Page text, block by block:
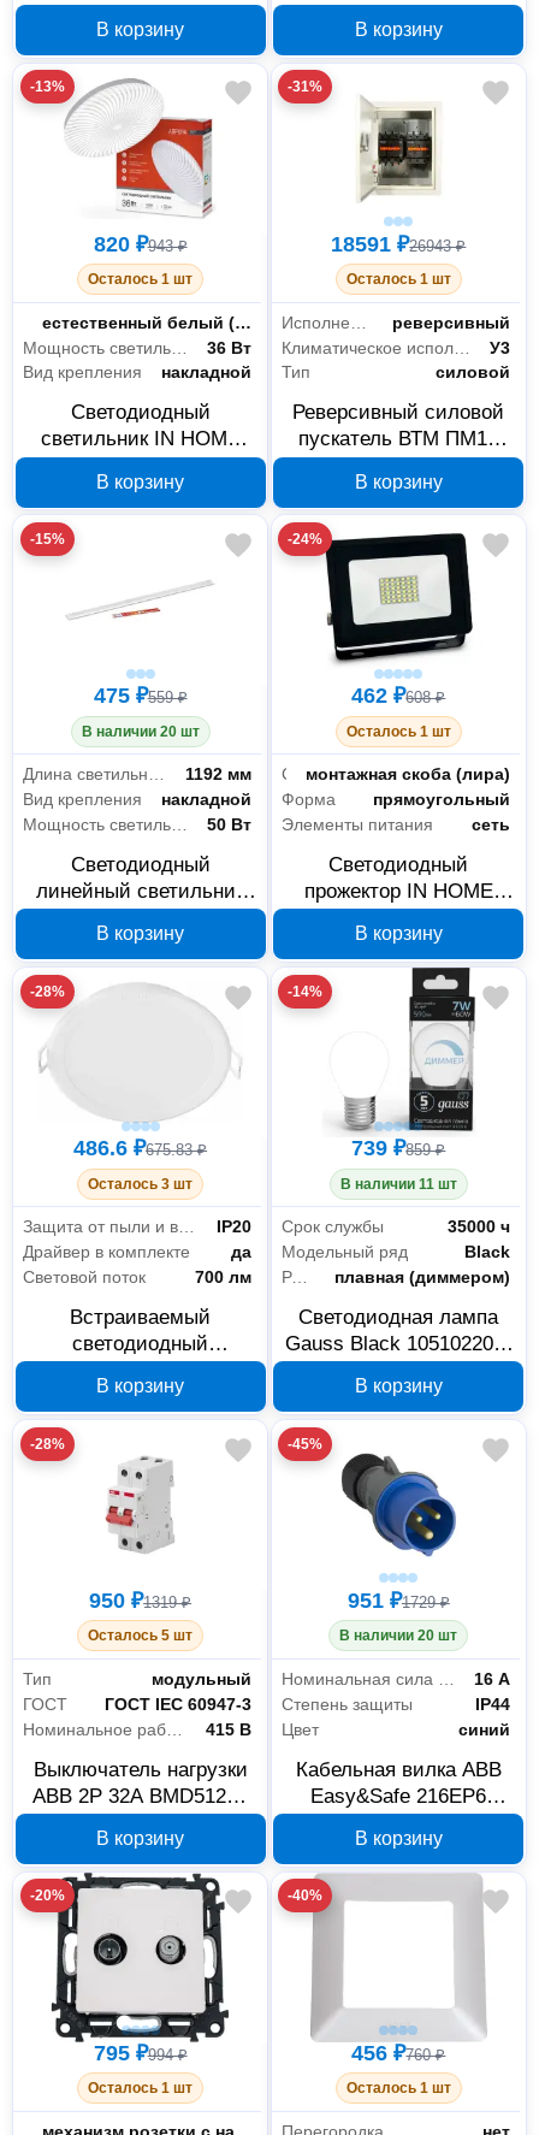
ВА-99C 100/63А 3P 36кА
mccb99C-100-63
В корзину
4058075709355
В корзину
-13%
820 ₽943 ₽
Осталось 1 шт
Цветность
естественный белый (3300-5000 К)
36 Вт
Вид крепления
накладной
Светодиодный
светильник IN HOME
4690612037400
В корзину
-31%
18591 ₽26943 ₽
Осталось 1 шт
реверсивный
Климатическое исполнение
У3
Тип
силовой
Реверсивный силовой
пускатель ВТМ ПМ12
В корзину
-15%
475 ₽559 ₽
В наличии 20 шт
Длина светильника
1192 мм
Вид крепления
накладной
50 Вт
Светодиодный
линейный светильник
4690612035482
В корзину
-24%
462 ₽608 ₽
Осталось 1 шт
Способ установкимонтажная скоба (лира)
Форма
прямоугольный
Элементы питания
сеть
Светодиодный
прожектор IN HOME
4690612030036
В корзину
-28%
486.6 ₽675.83 ₽
Осталось 3 шт
Защита от пыли и влаги
IP20
Драйвер в комплекте
да
Световой поток
700 лм
Встраиваемый
светодиодный
Meson 9Вт
915005747701
В корзину
-14%
739 ₽859 ₽
В наличии 11 шт
Срок службы
35000 ч
Модельный ряд
Black
Регулировка яркости светового потока
плавная (диммером)
Светодиодная лампа
Gauss Black 105102207-
В корзину
-28%
950 ₽1319 ₽
Осталось 5 шт
Тип
модульный
ГОСТ
ГОСТ IEC 60947-3
415 В
Выключатель нагрузки
ABB 2P 32А BMD51232
В корзину
-45%
951 ₽1729 ₽
В наличии 20 шт
16 А
Степень защиты
IP44
Цвет
синий
Кабельная вилка ABB
Easy&Safe 216EP6
А, 2P+E, IP44
В корзину
-20%
795 ₽994 ₽
Осталось 1 шт
Тип комплектации
-40%
456 ₽760 ₽
Осталось 1 шт
Перегородка нет